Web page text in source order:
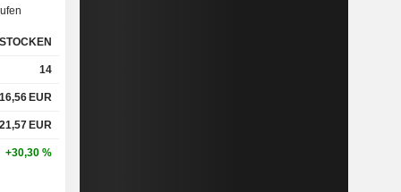
14
16,56 EUR
21,57 EUR
+30,30 %